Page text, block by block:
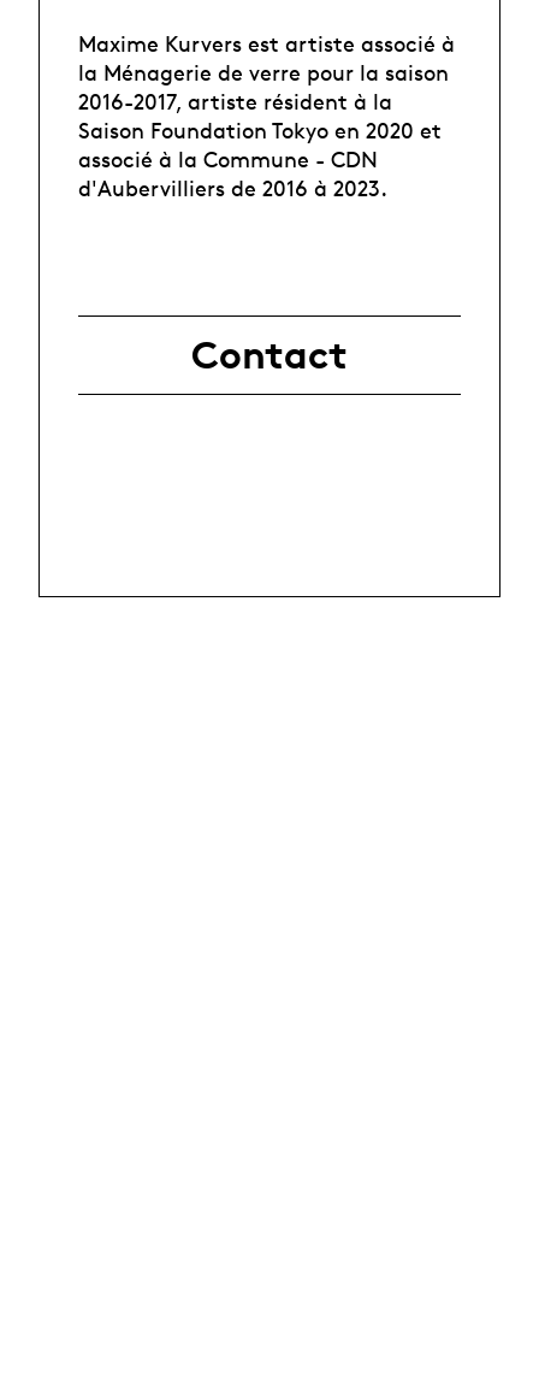
Maxime Kurvers est artiste associé à
la Ménagerie de verre pour la saison
2016-2017, artiste résident à la
Saison Foundation Tokyo en 2020 et
associé à la Commune - CDN
d'Aubervilliers de 2016 à 2023.
Contact